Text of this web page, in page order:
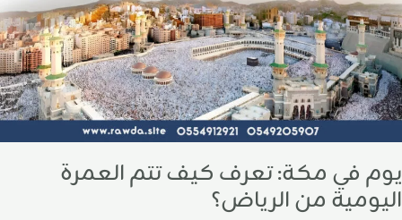
يوم في مكة: تعرف كيف تتم العمرة
اليومية من الرياض؟
اليومية
من
الرياض؟